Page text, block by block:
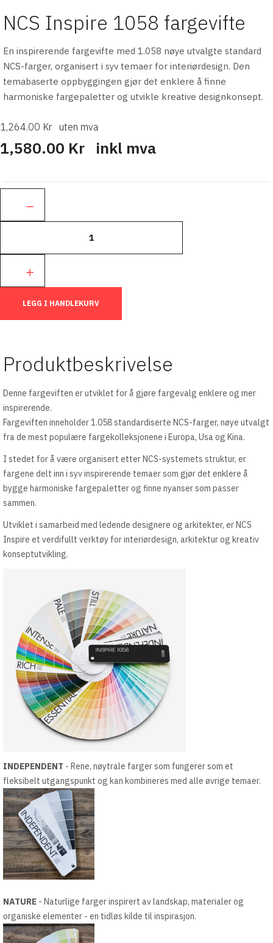
NCS Inspire 1058 fargevifte
En inspirerende fargevifte med 1.058 nøye utvalgte standard
NCS-farger, organisert i syv temaer for interiørdesign. Den
temabaserte oppbyggingen gjør det enklere å finne
harmoniske fargepaletter og utvikle kreative designkonsept.
1,264.00 Kr uten mva
1,580.00 Kr inkl mva
LEGG I HANDLEKURV
Produktbeskrivelse
Denne fargeviften er utviklet for å gjøre fargevalg enklere og mer
inspirerende.
Fargeviften inneholder 1.058 standardiserte NCS-farger, nøye utvalgt
fra de mest populære fargekolleksjonene i Europa, Usa og Kina.
I stedet for å være organisert etter NCS-systemets struktur, er
fargene delt inn i syv inspirerende temaer som gjør det enklere å
bygge harmoniske fargepaletter og finne nyanser som passer
sammen.
Utviklet i samarbeid med ledende designere og arkitekter, er NCS
Inspire et verdifullt verktøy for interiørdesign, arkitektur og kreativ
konseptutvikling.
INDEPENDENT - Rene, nøytrale farger som fungerer som et
fleksibelt utgangspunkt og kan kombineres med alle øvrige temaer.
NATURE - Naturlige farger inspirert av landskap, materialer og
organiske elementer - en tidløs kilde til inspirasjon.